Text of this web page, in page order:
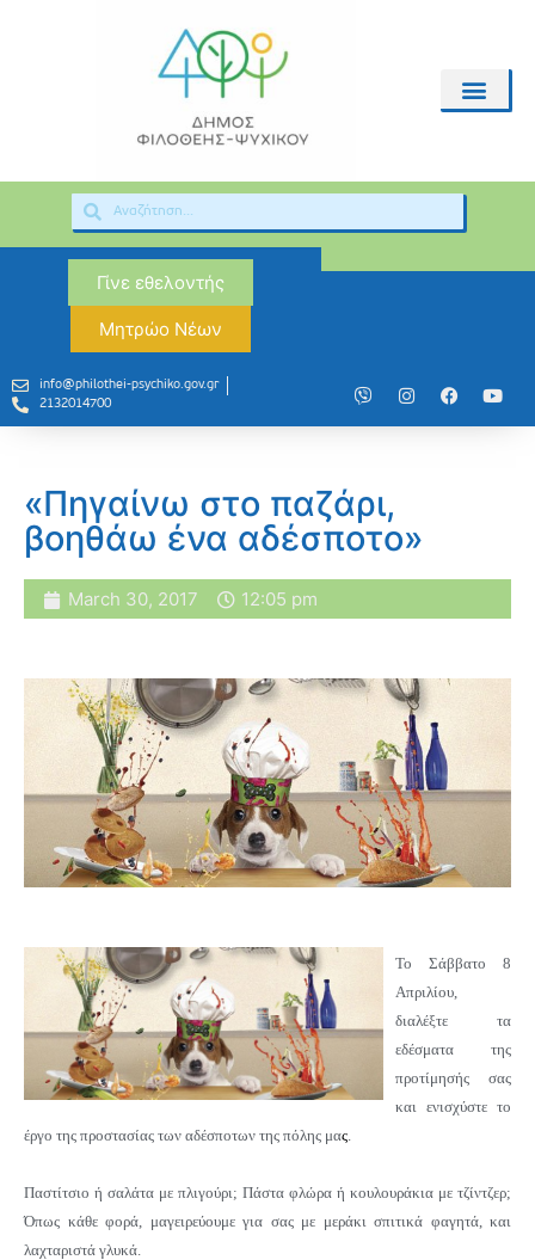
Γίνε εθελοντής
Μητρώο Νέων
info@philothei-psychiko.gov.gr
2132014700
«Πηγαίνω στο παζάρι,
βοηθάω ένα αδέσποτο»
March 30, 2017 12:05 pm
Το Σάββατο 8
Απριλίου,
διαλέξτε τα
εδέσματα της
προτίμησής σας
και ενισχύστε το
έργο της προστασίας των αδέσποτων της πόλης μας
Παστίτσιο ή σαλάτα με πλιγούρι; Πάστα φλώρα ή κουλουράκια με τζίντζερ;
Όπως κάθε φορά, μαγειρεύουμε για σας με μεράκι σπιτικά φαγητά, και
λαχταριστά γλυκά.